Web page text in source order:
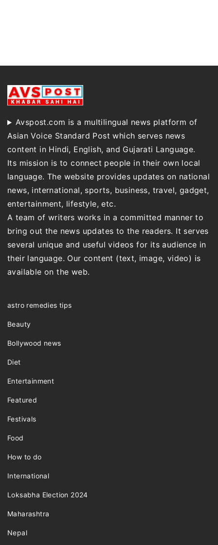
Avspost.com is a multilingual news platform of
Asian Voice Standard Post which serves news
content in Hindi, English, and Gujarati Language.
Its mission is to connect people in their own local
language. The website provides updates on national
news, international, sports, business, travel, gadget,
entertainment, lifestyle, etc.
A team of writers works in a committed manner to
bring out the news updates to the readers. It serves
several unique and useful videos for its audience in
their language. Our content (text, image, video) is
available on the web.
astro remedies tips
Beauty
Bollywood news
Diet
Entertainment
Featured
Festivals
Food
How to do
International
Loksabha Election 2024
Maharashtra
Nepal